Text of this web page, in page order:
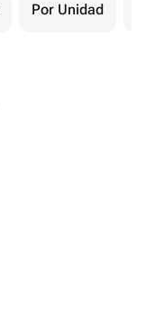
Por Unidad